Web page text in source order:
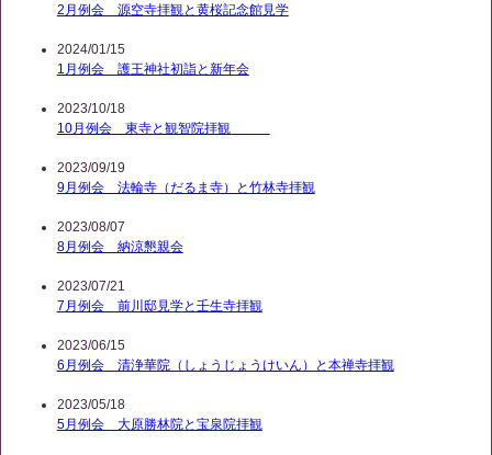
2月例会 源空寺拝観と黄桜記念館見学
2024/01/15
1月例会 護王神社初詣と新年会
2023/10/18
10月例会 東寺と観智院拝観
2023/09/19
9月例会 法輪寺（だるま寺）と竹林寺拝観
2023/08/07
8月例会 納涼懇親会
2023/07/21
7月例会 前川邸見学と壬生寺拝観
2023/06/15
6月例会 清浄華院（しょうじょうけいん）と本禅寺拝観
2023/05/18
5月例会 大原勝林院と宝泉院拝観